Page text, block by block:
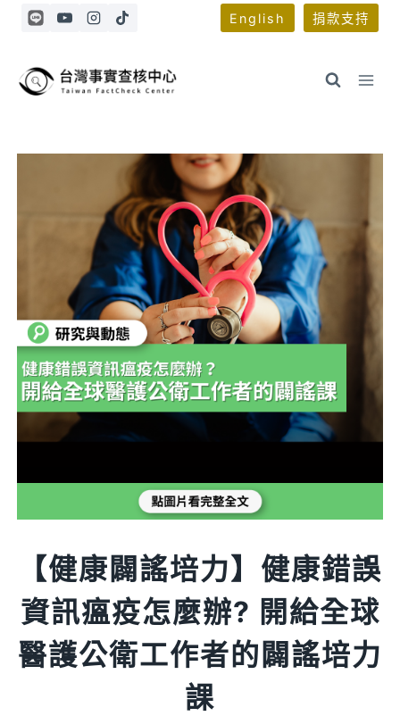
Skip
English 捐款支持
【健康闢謠培力】健康錯誤
資訊瘟疫怎麼辦? 開給全球
醫護公衛工作者的闢謠培力
課